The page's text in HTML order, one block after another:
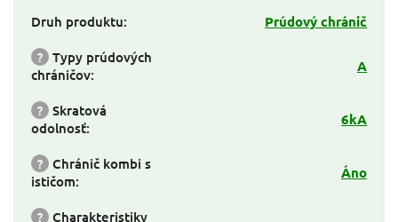
Druh produktu:
Prúdový chránič
? Typy prúdových
chráničov: A
? Skratová
odolnosť: 6kA
? Chránič kombi s
ističom: Áno
? Charakteristiky